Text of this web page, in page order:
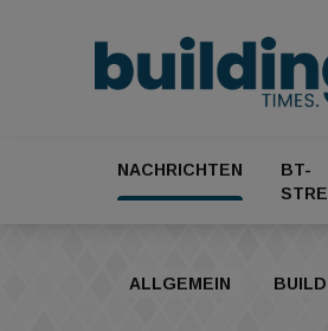
NACHRICHTEN
BT-
ALLGEMEIN